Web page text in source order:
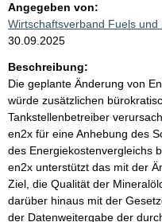
Angegeben von:
Wirtschaftsverband Fuels
30.09.2025
Beschreibung:
Die geplante Änderung von
würde zusätzlichen
Tankstellenbetreiber
en2x für eine Anhebung des
des Energiekostenvergleichs
en2x unterstützt das mit der
Ziel, die Qualität der
darüber hinaus mit der
der Datenweitergabe der